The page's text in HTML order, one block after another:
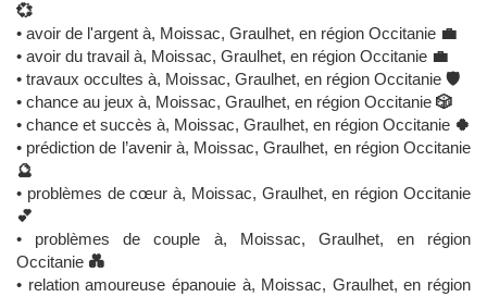
💞
• avoir de l'argent à, Moissac, Graulhet, en région Occitanie 💼
• avoir du travail à, Moissac, Graulhet, en région Occitanie 💼
• travaux occultes à, Moissac, Graulhet, en région Occitanie 🛡️
• chance au jeux à, Moissac, Graulhet, en région Occitanie 🎲
• chance et succès à, Moissac, Graulhet, en région Occitanie 🍀
• prédiction de l’avenir à, Moissac, Graulhet, en région Occitanie
🔮
• problèmes de cœur à, Moissac, Graulhet, en région Occitanie
💕
• problèmes de couple à, Moissac, Graulhet, en région
Occitanie 💑
• relation amoureuse épanouie à, Moissac, Graulhet, en région